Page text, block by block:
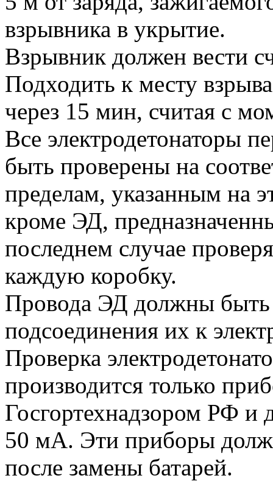
взрывника в укрытие.
Взрывник должен вести
Подходить к месту
через 15 мин, считая с
Все электродетонаторы
быть проверены на
пределам, указанным на
кроме ЭД,
последнем случае
каждую коробку.
Провода ЭД должны быть
подсоединения их к
Проверка
производится только
Госгортехнадзором РФ и
50 мА. Эти приборы
после замены батарей.